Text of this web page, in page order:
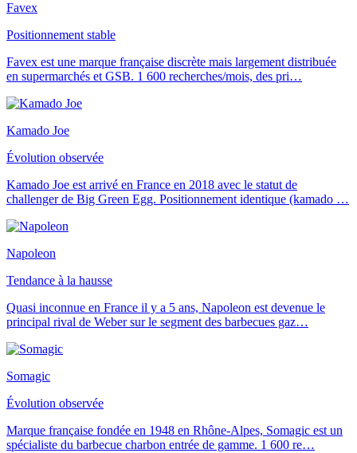
Favex
Positionnement stable
Favex est une marque française discrète mais largement distribuée
en supermarchés et GSB. 1 600 recherches/mois, des pri…
Kamado Joe
Évolution observée
Kamado Joe est arrivé en France en 2018 avec le statut de
challenger de Big Green Egg. Positionnement identique (kamado …
Napoleon
Tendance à la hausse
Quasi inconnue en France il y a 5 ans, Napoleon est devenue le
principal rival de Weber sur le segment des barbecues gaz…
Somagic
Évolution observée
Marque française fondée en 1948 en Rhône-Alpes, Somagic est un
spécialiste du barbecue charbon entrée de gamme. 1 600 re…